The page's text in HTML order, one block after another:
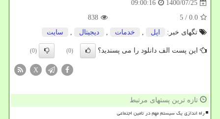
1400/07/25
09:00:16
0.0
/ 5
838
تگهای خبر:
اپل , خدمات , دیجیتال , سایت
این پست الف دانلود را می پسندید؟ (0)
(0)
X
تازه ترین پستهای مرتبط
راه اندازی یک سیستم مهم در تامین اجتماعی